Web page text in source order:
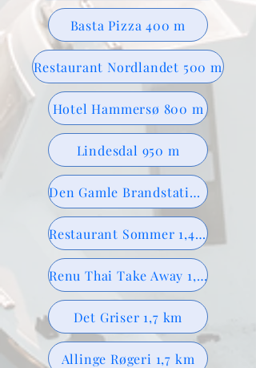
Basta Pizza 400 m
Restaurant Nordlandet 500 m
Hotel Hammersø 800 m
Lindesdal 950 m
Den Gamle Brandstation 1,3 km
Restaurant Sommer 1,4 km
Renu Thai Take Away 1,6 km
Det Griser 1,7 km
Allinge Røgeri 1,7 km